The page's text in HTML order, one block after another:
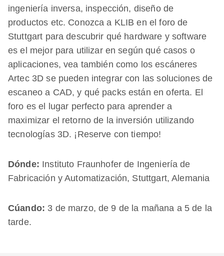
ingeniería inversa, inspección, diseño de
productos etc. Conozca a KLIB en el foro de
Stuttgart para descubrir qué hardware y software
es el mejor para utilizar en según qué casos o
aplicaciones, vea también como los escáneres
Artec 3D se pueden integrar con las soluciones de
escaneo a CAD, y qué packs están en oferta. El
foro es el lugar perfecto para aprender a
maximizar el retorno de la inversión utilizando
tecnologías 3D. ¡Reserve con tiempo!
Dónde: Instituto Fraunhofer de Ingeniería de
Fabricación y Automatización, Stuttgart, Alemania
Cúando: 3 de marzo, de 9 de la mañana a 5 de la
tarde.